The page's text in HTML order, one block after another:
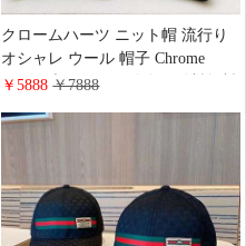
クロームハーツ ニット帽 流行り
オシャレ ウール 帽子 Chrome
Heartsブランド ロゴ付き 送料無料
秋冬対応
￥5888￥7888